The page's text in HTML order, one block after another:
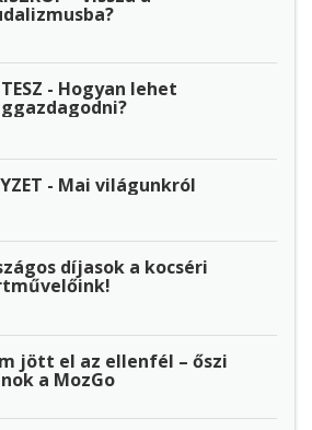
- Hogyan lehet
- Mai világunkról
díjasok a kocséri
jött el az ellenfél – őszi
a MozGo